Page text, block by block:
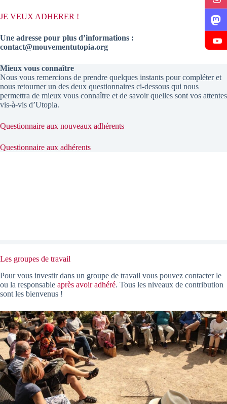
JE VEUX ADHERER !
Une adresse pour plus d’informations :
contact@mouvementutopia.org
Mieux vous connaître
Nous vous remercions de prendre quelques instants pour compléter et
nous retourner un des deux questionnaires ci-dessous qui nous
permettra de mieux vous connaître et de savoir quelles sont vos attentes
vis-à-vis d’Utopia.
Questionnaire aux nouveaux adhérents
Questionnaire aux adhérents
Les groupes de travail
Pour vous investir dans un groupe de travail vous pouvez contacter le
ou la responsable après avoir adhéré. Tous les niveaux de contribution
sont les bienvenus !